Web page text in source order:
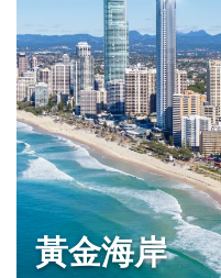
黃金海岸